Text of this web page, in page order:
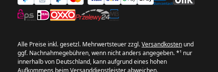
Alle Preise inkl. gesetzl. Mehrwertsteuer zzgl.Versandkosten und
ggf. Nachnahmegebühren, wenn nicht anders angegeben. *¹ nur
innerhalb von Deutschland, kann aufgrund eines hohen